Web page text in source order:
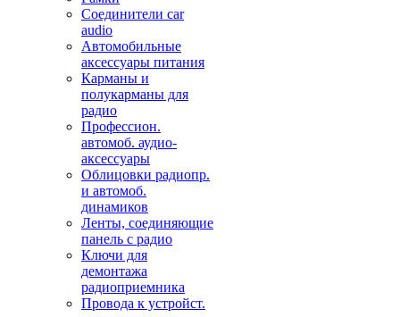
Соединители car
audio
Автомобильные
аксессуары питания
Карманы и
полукарманы для
радио
Профессион.
автомоб. аудио-
аксессуары
Облицовки радиопр.
и автомоб.
динамиков
Ленты, соединяющие
панель с радио
Ключи для
демонтажа
радиоприемника
Провода к устройст.